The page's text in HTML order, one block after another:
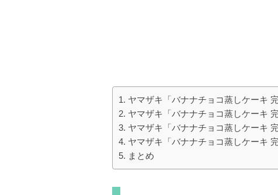
ヤマザキ「バナナチョコ蒸しケーキ
ヤマザキ「バナナチョコ蒸しケーキ
ヤマザキ「バナナチョコ蒸しケーキ
ヤマザキ「バナナチョコ蒸しケーキ
まとめ